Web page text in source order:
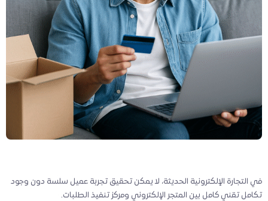
في التجارة الإلكترونية الحديثة، لا يمكن تحقيق تجربة عميل سلسة دون وجود
تكامل تقني كامل بين المتجر الإلكتروني ومركز تنفيذ الطلبات.